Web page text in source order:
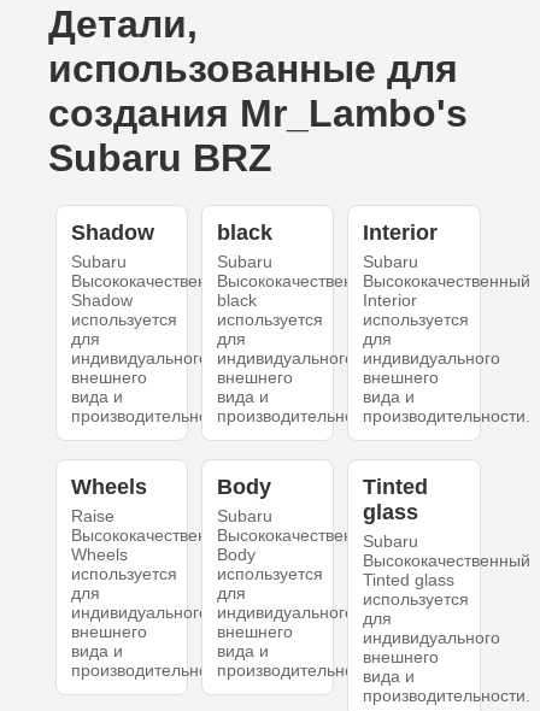
Детали,
использованные для
создания Mr_Lambo's
Subaru BRZ
Shadow
Subaru
Высококачественный
Shadow
используется
для
индивидуального
внешнего
вида и
производительности.
black
Subaru
Высококачественный
black
используется
для
индивидуального
внешнего
вида и
производительности.
Interior
Subaru
Высококачественный
Interior
используется
для
индивидуального
внешнего
вида и
производительности.
Wheels
Raise
Высококачественный
Wheels
используется
для
индивидуального
внешнего
вида и
производительности.
Body
Subaru
Высококачественный
Body
используется
для
индивидуального
внешнего
вида и
производительности.
Tinted
glass
Subaru
Высококачественный
Tinted glass
используется
для
индивидуального
внешнего
вида и
производительности.